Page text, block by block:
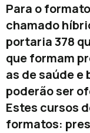
Para o
chamado
portaria 378
que formam
as de saúde
poderão ser
Estes cursos
formatos: